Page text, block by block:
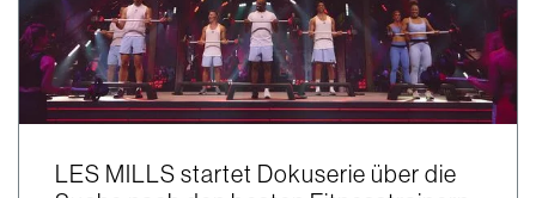
LES MILLS startet Dokuserie über die